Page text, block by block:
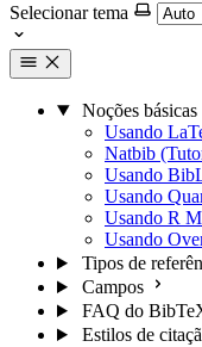
Selecionar tema
Noções básicas
Usando
Natbib
Usando
Usando
Usando R
Usando
Tipos de
Campos
FAQ do
Estilos de